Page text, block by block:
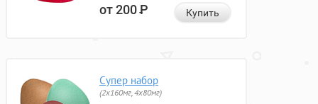
от 200Р Купить
Супер набор
(2х160мг, 4х80мг)